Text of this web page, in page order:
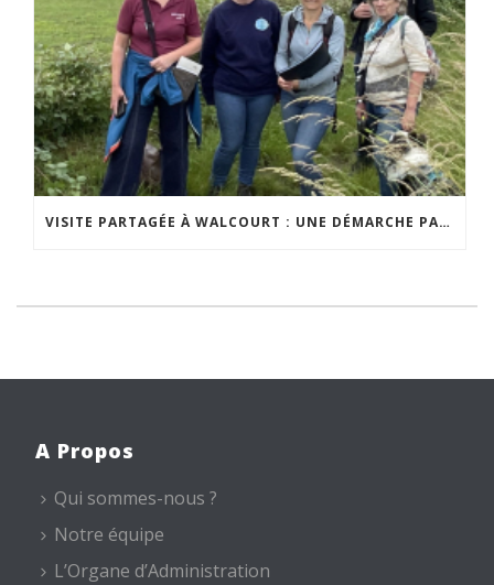
VISITE PARTAGÉE À WALCOURT : UNE DÉMARCHE PARTICIPATIVE ANIMÉE PAR ESPACE ENVIRONNEMENT
A Propos
Qui sommes-nous ?
Notre équipe
L’Organe d’Administration